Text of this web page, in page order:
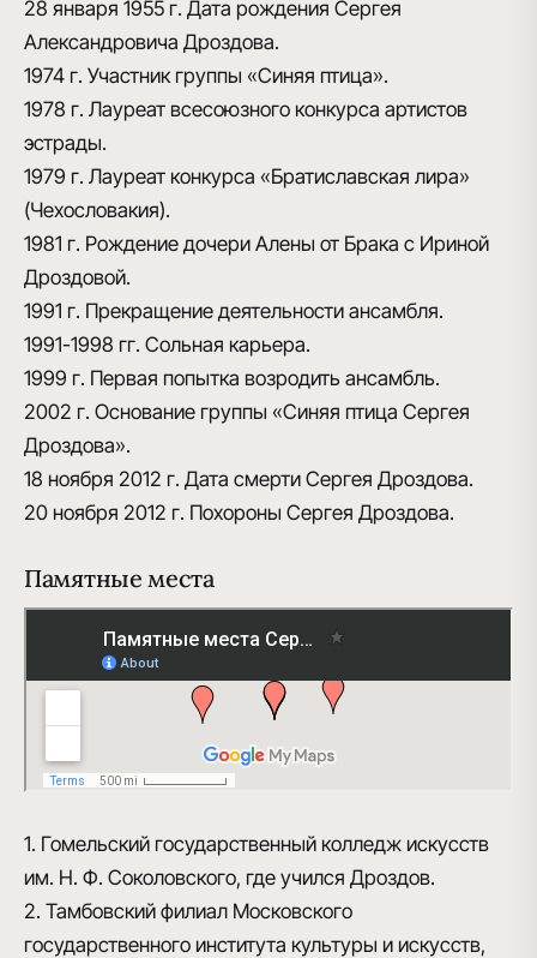
28 января 1955 г. Дата рождения Сергея
Александровича Дроздова.
1974 г. Участник группы «Синяя птица».
1978 г. Лауреат всесоюзного конкурса артистов
эстрады.
1979 г. Лауреат конкурса «Братиславская лира»
(Чехословакия).
1981 г. Рождение дочери Алены от Брака с Ириной
Дроздовой.
1991 г. Прекращение деятельности ансамбля.
1991-1998 гг. Сольная карьера.
1999 г. Первая попытка возродить ансамбль.
2002 г. Основание группы «Синяя птица Сергея
Дроздова».
18 ноября 2012 г. Дата смерти Сергея Дроздова.
20 ноября 2012 г. Похороны Сергея Дроздова.
Памятные места
1. Гомельский государственный колледж искусств
им. Н. Ф. Соколовского, где учился Дроздов.
2. Тамбовский филиал Московского
государственного института культуры и искусств,